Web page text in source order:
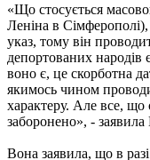
«Що стосується
Леніна в Сімферополі),
указ, тому він
депортованих
воно є, це скорботна
якимось чином
характеру. Але все, що
заборонено», -
Вона заявила, що в